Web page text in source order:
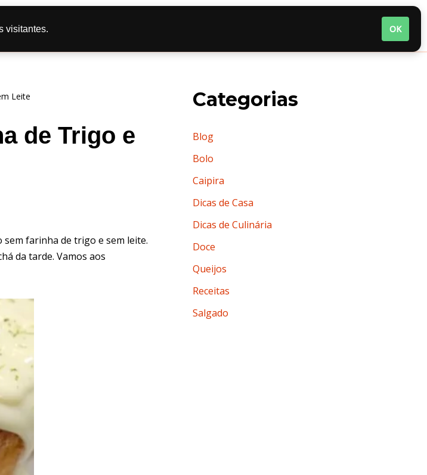
Leite
de Trigo e
sem farinha de trigo e sem leite.
da tarde. Vamos aos
Categorias
Blog
Bolo
Caipira
Dicas de Casa
Dicas de Culinária
Doce
Queijos
Receitas
Salgado
visitantes. OK